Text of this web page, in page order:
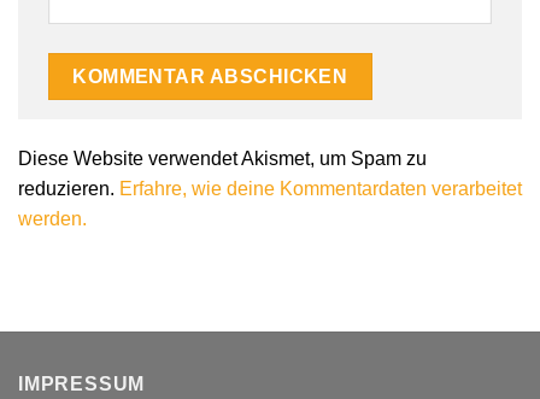
Diese Website verwendet Akismet, um Spam zu
reduzieren. Erfahre, wie deine Kommentardaten verarbeitet
werden.
IMPRESSUM